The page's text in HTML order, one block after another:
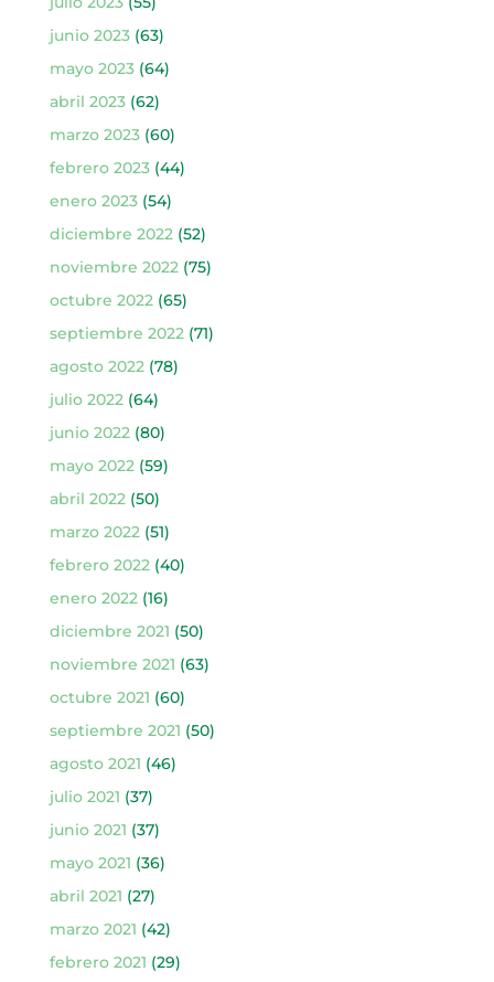
junio 2023(63)
mayo 2023(64)
abril 2023(62)
marzo 2023(60)
febrero 2023(44)
enero 2023(54)
diciembre 2022(52)
noviembre 2022(75)
octubre 2022(65)
septiembre 2022(71)
agosto 2022(78)
julio 2022(64)
junio 2022(80)
mayo 2022(59)
abril 2022(50)
marzo 2022(51)
febrero 2022(40)
enero 2022(16)
diciembre 2021 (50)
noviembre 2021 (63)
octubre 2021 (60)
septiembre 2021 (50)
agosto 2021 (46)
julio 2021 (37)
junio 2021 (37)
mayo 2021 (36)
abril 2021 (27)
marzo 2021 (42)
febrero 2021 (29)